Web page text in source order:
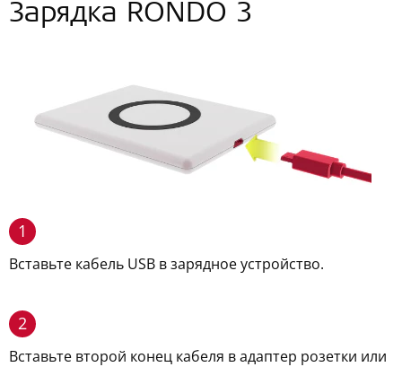
Зарядка RONDO 3
1
Вставьте кабель USB в зарядное устройство.
2
Вставьте второй конец кабеля в адаптер розетки или